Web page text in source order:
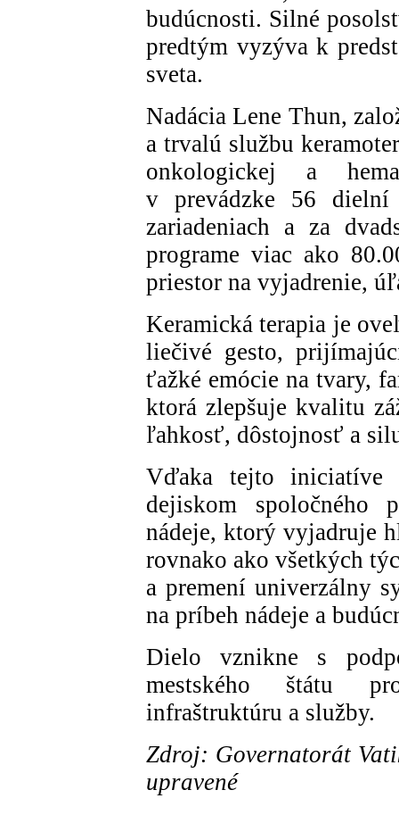
budúcnosti. Silné
predtým vyzýva k
sveta.
Nadácia Lene Thun,
a trvalú službu
onkologickej a
v prevádzke 56 dielní
zariadeniach a za
programe viac ako
priestor na vyjadrenie,
Keramická terapia je
liečivé gesto,
ťažké emócie na tvary,
ktorá zlepšuje kvalitu
ľahkosť, dôstojnosť a
Vďaka tejto iniciatíve
dejiskom spoločného
nádeje, ktorý vyjadruje
rovnako ako všetkých
a premení univerzálny
na príbeh nádeje a
Dielo vznikne s
mestského štátu
infraštruktúru a služby.
Zdroj: Governatorát
upravené